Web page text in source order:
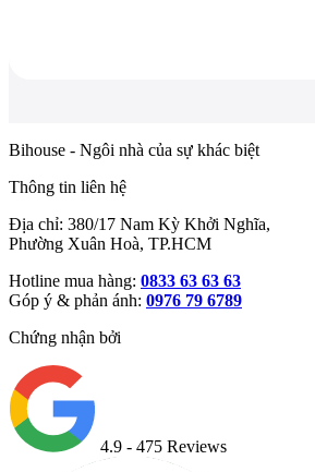
Bihouse - Ngôi nhà của sự khác biệt
Thông tin liên hệ
Địa chỉ: 380/17 Nam Kỳ Khởi Nghĩa,
Phường Xuân Hoà, TP.HCM
Hotline mua hàng: 0833 63 63 63
Góp ý & phản ánh: 0976 79 6789
Chứng nhận bởi
4.9 - 475 Reviews